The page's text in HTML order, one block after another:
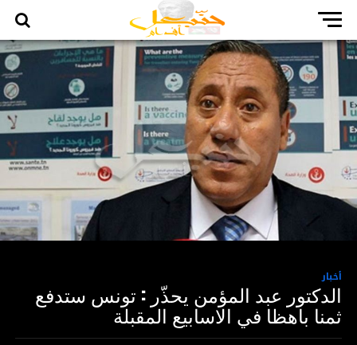
أخبار
الدكتور عبد المؤمن يحذّر : تونس ستدفع
ثمنا باهظا في الاسابيع المقبلة